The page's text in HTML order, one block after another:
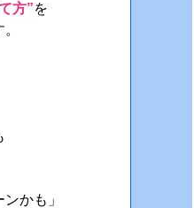
方”を
かも」